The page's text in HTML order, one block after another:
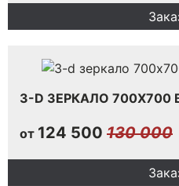
3-D ЗЕРКАЛО
от 124 500 130 000